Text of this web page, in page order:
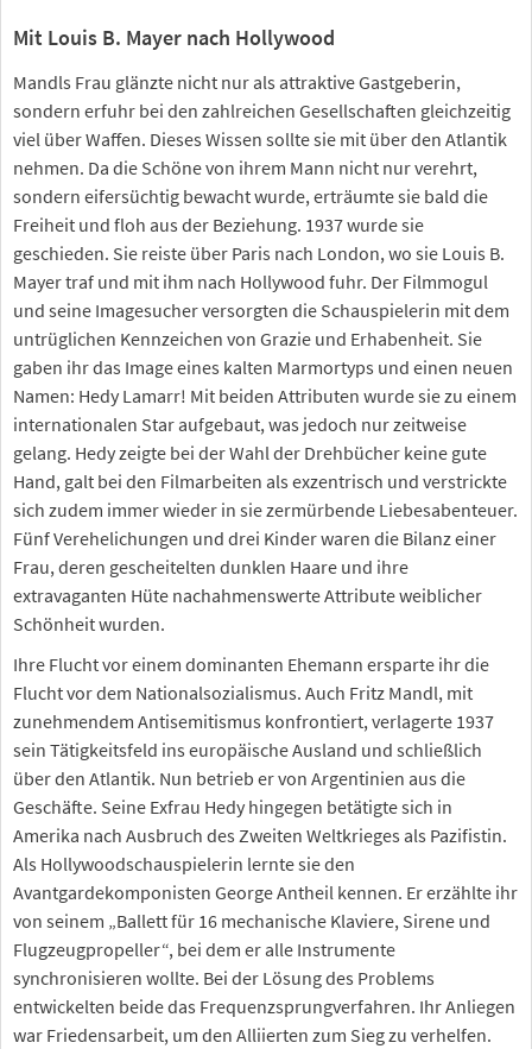
Mit Louis B. Mayer nach Hollywood
Mandls Frau glänzte nicht nur als attraktive Gastgeberin,
sondern erfuhr bei den zahlreichen Gesellschaften gleichzeitig
viel über Waffen. Dieses Wissen sollte sie mit über den Atlantik
nehmen. Da die Schöne von ihrem Mann nicht nur verehrt,
sondern eifersüchtig bewacht wurde, erträumte sie bald die
Freiheit und floh aus der Beziehung. 1937 wurde sie
geschieden. Sie reiste über Paris nach London, wo sie Louis B.
Mayer traf und mit ihm nach Hollywood fuhr. Der Filmmogul
und seine Imagesucher versorgten die Schauspielerin mit dem
untrüglichen Kennzeichen von Grazie und Erhabenheit. Sie
gaben ihr das Image eines kalten Marmortyps und einen neuen
Namen: Hedy Lamarr! Mit beiden Attributen wurde sie zu einem
internationalen Star aufgebaut, was jedoch nur zeitweise
gelang. Hedy zeigte bei der Wahl der Drehbücher keine gute
Hand, galt bei den Filmarbeiten als exzentrisch und verstrickte
sich zudem immer wieder in sie zermürbende Liebesabenteuer.
Fünf Verehelichungen und drei Kinder waren die Bilanz einer
Frau, deren gescheitelten dunklen Haare und ihre
extravaganten Hüte nachahmenswerte Attribute weiblicher
Schönheit wurden.
Ihre Flucht vor einem dominanten Ehemann ersparte ihr die
Flucht vor dem Nationalsozialismus. Auch Fritz Mandl, mit
zunehmendem Antisemitismus konfrontiert, verlagerte 1937
sein Tätigkeitsfeld ins europäische Ausland und schließlich
über den Atlantik. Nun betrieb er von Argentinien aus die
Geschäfte. Seine Exfrau Hedy hingegen betätigte sich in
Amerika nach Ausbruch des Zweiten Weltkrieges als Pazifistin.
Als Hollywoodschauspielerin lernte sie den
Avantgardekomponisten George Antheil kennen. Er erzählte ihr
von seinem „Ballett für 16 mechanische Klaviere, Sirene und
Flugzeugpropeller“, bei dem er alle Instrumente
synchronisieren wollte. Bei der Lösung des Problems
entwickelten beide das Frequenzsprungverfahren. Ihr Anliegen
war Friedensarbeit, um den Alliierten zum Sieg zu verhelfen.